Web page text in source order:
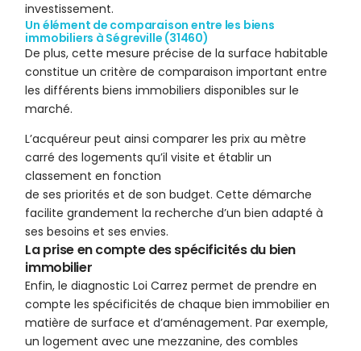
investissement.
Un élément de comparaison entre les biens
immobiliers à Ségreville (31460)
De plus, cette mesure précise de la surface habitable
constitue un critère de comparaison important entre
les différents biens immobiliers disponibles sur le
marché.
L’acquéreur peut ainsi comparer les prix au mètre
carré des logements qu’il visite et établir un
classement en fonction
de ses priorités et de son budget. Cette démarche
facilite grandement la recherche d’un bien adapté à
ses besoins et ses envies.
La prise en compte des spécificités du bien
immobilier
Enfin, le diagnostic Loi Carrez permet de prendre en
compte les spécificités de chaque bien immobilier en
matière de surface et d’aménagement. Par exemple,
un logement avec une mezzanine, des combles